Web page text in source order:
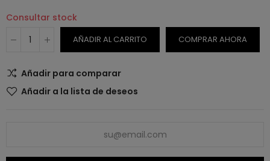
Consultar stock
AÑADIR AL CARRITO COMPRAR AHORA
Añadir para comparar
Añadir a la lista de deseos